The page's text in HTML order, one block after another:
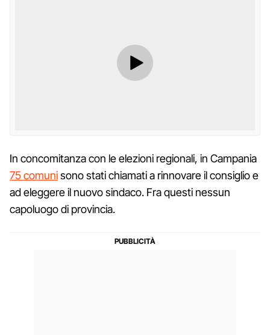
In concomitanza con le elezioni regionali, in Campania
75 comunisono stati chiamati a rinnovare il consiglio e
ad eleggere il nuovo sindaco. Fra questi nessun
capoluogo di provincia.